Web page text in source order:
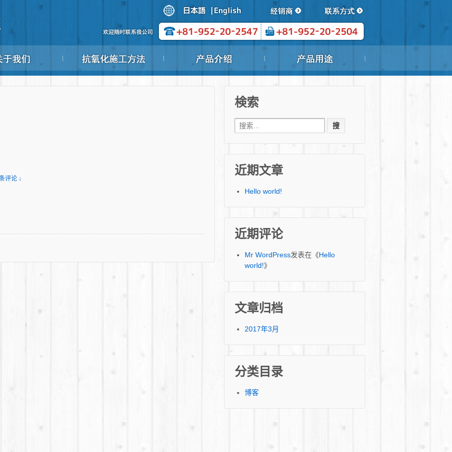
评论 ↓
検索
Search for:
近期文章
Hello world!
近期评论
Mr WordPress发表在《Hello
world!》
文章归档
2017年3月
分类目录
博客